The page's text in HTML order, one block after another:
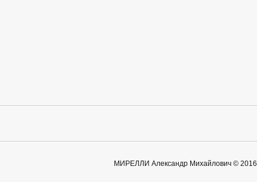
МИРЕЛЛИ Александр Михайлович © 2016